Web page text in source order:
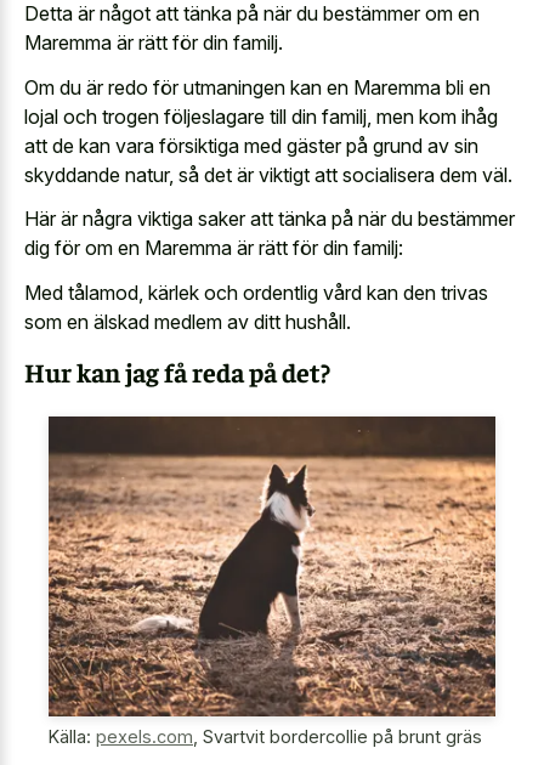
Detta är något att tänka på när du bestämmer om en
Maremma är rätt för din familj.
Om du är redo för utmaningen kan en Maremma bli en
lojal och trogen följeslagare till din familj, men kom ihåg
att de kan vara försiktiga med gäster på grund av sin
skyddande natur, så det är viktigt att socialisera dem väl.
Här är några viktiga saker att tänka på när du bestämmer
dig för om en Maremma är rätt för din familj:
Med tålamod, kärlek och ordentlig vård kan den trivas
som en älskad medlem av ditt hushåll.
Hur kan jag få reda på det?
Källa: pexels.com Svartvit bordercollie på brunt gräs